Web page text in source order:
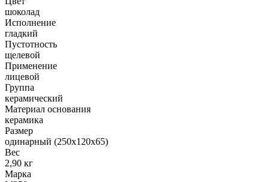
шоколад
Исполнение
гладкий
Пустотность
щелевой
Применение
лицевой
Группа
керамический
Материал основания
керамика
Размер
одинарный (250х120х65)
Вес
2,90 кг
Марка